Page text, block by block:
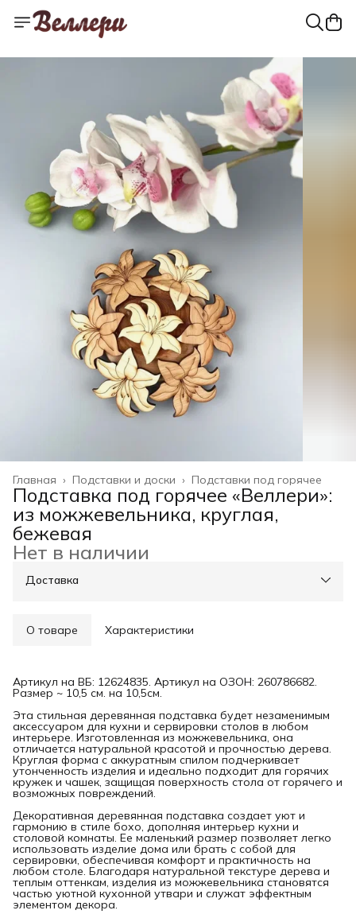
Подставки под горячее
Подставки и доски ›
Главная ›
Подставка под горячее «Веллери»:
из можжевельника, круглая,
бежевая
Нет в наличии
Доставка
О товаре Характеристики
Артикул на ВБ: 12624835. Артикул на ОЗОН: 260786682.
Размер ~ 10,5 см. на 10,5см.
Эта стильная деревянная подставка будет незаменимым
аксессуаром для кухни и сервировки столов в любом
интерьере. Изготовленная из можжевельника, она
отличается натуральной красотой и прочностью дерева.
Круглая форма с аккуратным спилом подчеркивает
утонченность изделия и идеально подходит для горячих
кружек и чашек, защищая поверхность стола от горячего и
возможных повреждений.
Декоративная деревянная подставка создает уют и
гармонию в стиле бохо, дополняя интерьер кухни и
столовой комнаты. Ее маленький размер позволяет легко
использовать изделие дома или брать с собой для
сервировки, обеспечивая комфорт и практичность на
любом столе. Благодаря натуральной текстуре дерева и
теплым оттенкам, изделия из можжевельника становятся
частью уютной кухонной утвари и служат эффектным
элементом декора.